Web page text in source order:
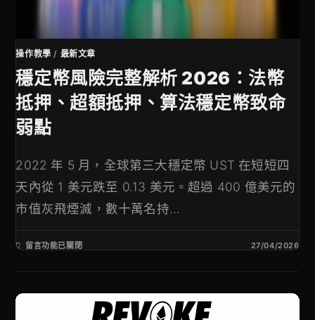
操作教學 / 最新文章
穩定幣風險完整解析 2026：法幣
抵押、超額抵押、算法穩定幣致命
弱點
2022 年 5 月，全球第三大穩定幣 UST 在短短四
天內從 1 美元跌至 0.13 美元。超過 400 億美元的
市值灰飛煙滅，數十萬名持...
留言功能已關閉 27/04/2026